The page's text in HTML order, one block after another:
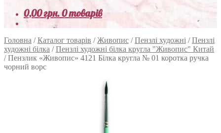
0,00грн.0 товарів
Головна /Каталог товарів /Живопис /Пензлі художні /Пензлі
художні білка /Пензлі художні білка кругла "Живопис" Китай
/Пензлик «Живопис» 4121 Білка кругла № 01 коротка ручка
чорний ворс